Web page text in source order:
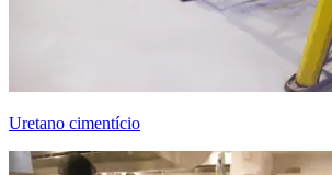
uretano cimentício